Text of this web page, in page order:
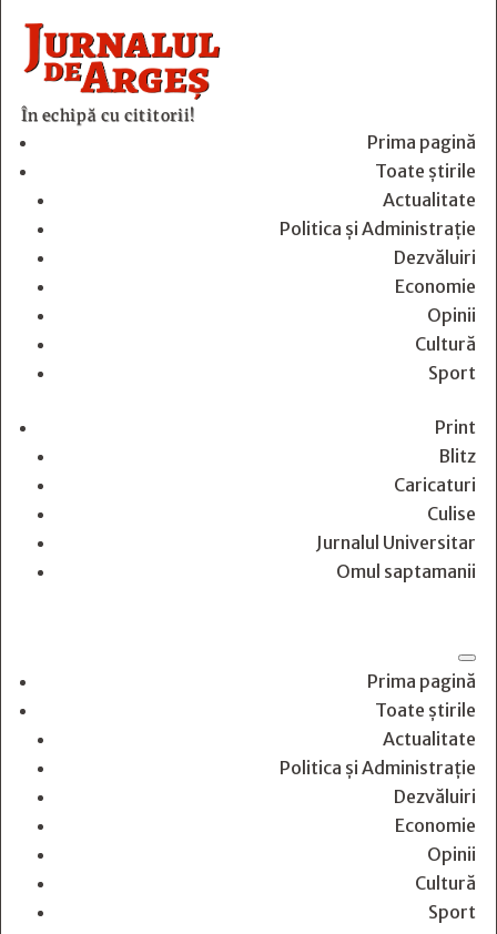
În echipă cu cititorii!
Prima pagină
Toate știrile
Actualitate
Politica și Administrație
Dezvăluiri
Economie
Opinii
Cultură
Sport
Print
Blitz
Caricaturi
Culise
Jurnalul Universitar
Omul saptamanii
Prima pagină
Toate știrile
Actualitate
Politica și Administrație
Dezvăluiri
Economie
Opinii
Cultură
Sport